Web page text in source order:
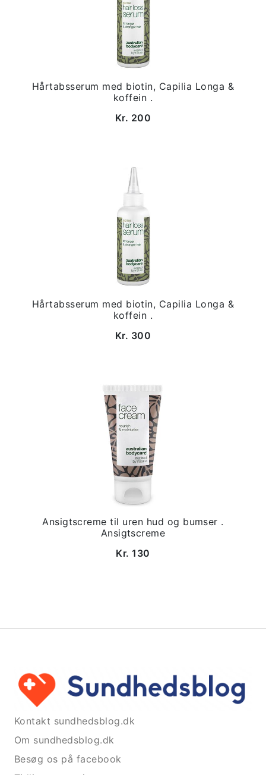
Hårtabsserum med biotin, Capilia Longa &
koffein .
Kr. 200
Hårtabsserum med biotin, Capilia Longa &
koffein .
Kr. 300
Ansigtscreme til uren hud og bumser .
Ansigtscreme
Kr. 130
Kontakt sundhedsblog.dk
Om sundhedsblog.dk
Besøg os på facebook